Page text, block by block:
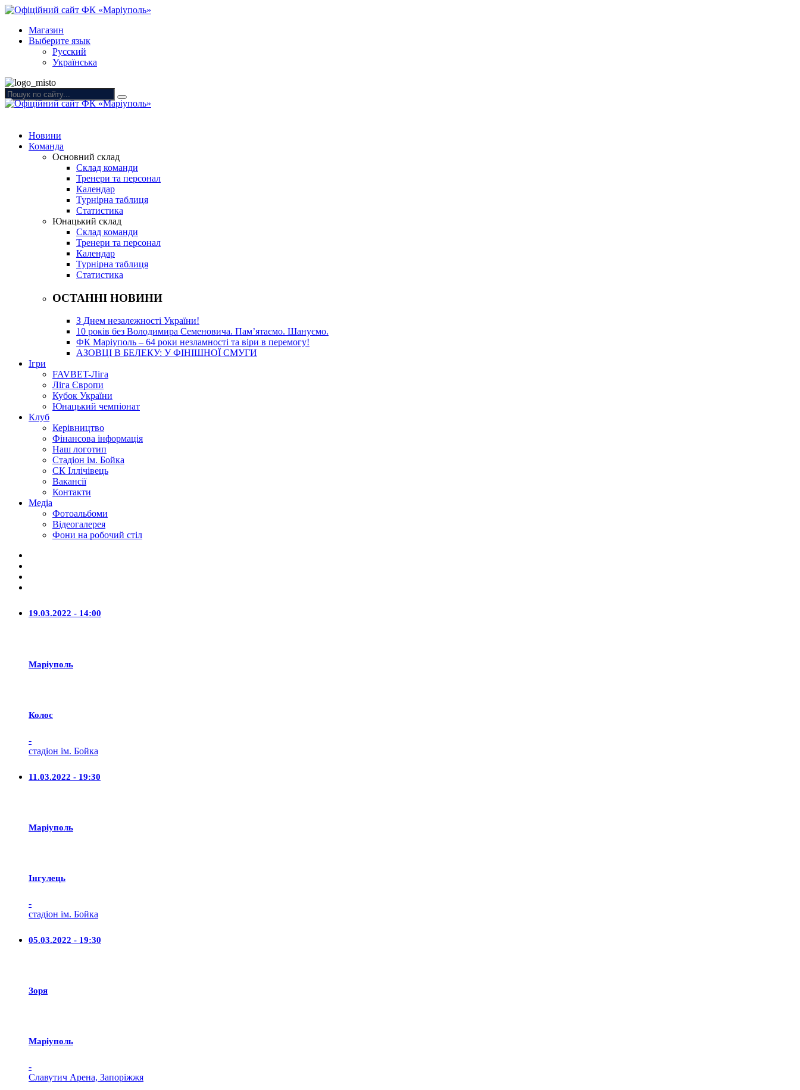
Магазин
Выберите язык
Русский
Українська
Новини
Команда
Основний склад
Склад команди
Тренери та персонал
Календар
Турнірна таблиця
Статистика
Юнацький склад
Склад команди
Тренери та персонал
Календар
Турнірна таблиця
Статистика
ОСТАННІ НОВИНИ
З Днем незалежності України!
10 років без Володимира Семеновича. Пам’ятаємо. Шануємо.
ФК Маріуполь – 64 роки незламності та віри в перемогу!
АЗОВЦІ В БЕЛЕКУ: У ФІНІШНОЇ СМУГИ
Ігри
FAVBET-Ліга
Ліга Європи
Кубок України
Юнацький чемпіонат
Клуб
Керівництво
Фінансова інформація
Наш логотип
Стадіон ім. Бойка
СК Іллічівець
Вакансії
Контакти
Медіа
Фотоальбоми
Відеогалерея
Фони на робочий стіл
19.03.2022 - 14:00
Маріуполь
Колос
-
стадіон ім. Бойка
11.03.2022 - 19:30
Маріуполь
Iнгулець
-
стадіон ім. Бойка
05.03.2022 - 19:30
Зоря
Маріуполь
-
Славутич Арена, Запоріжжя